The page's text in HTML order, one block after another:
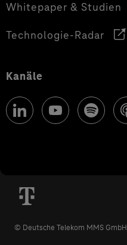
Whitepaper & Studien
Technologie-Radar
Kanäle
© Deutsche Telekom MMS GmbH